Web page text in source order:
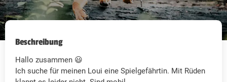
Beschreibung
Hallo zusammen 😃
Ich suche für meinen Loui eine Spielgefährtin. Mit Rüden